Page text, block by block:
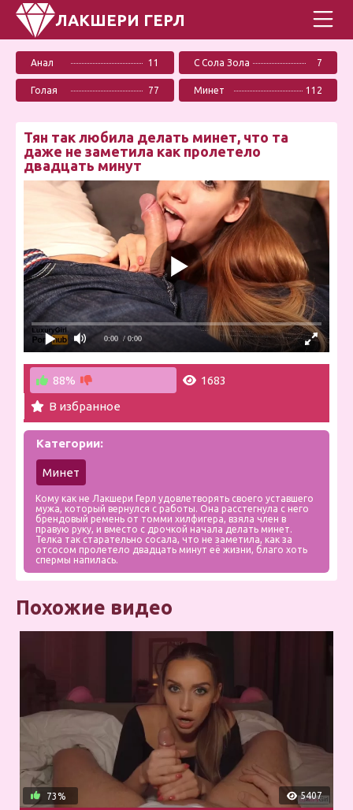
ЛАКШЕРИ ГЕРЛ
Анал 11 С Сола Зола 7
Голая 77 Минет 112
Тян так любила делать минет, что та
даже не заметила как пролетело
двадцать минут
0:00 / 0:00
88%
1683
В избранное
Категории:
Минет
Кому как не Лакшери Герл удовлетворять своего уставшего
мужа, который вернулся с работы. Она расстегнула с него
брендовый ремень от томми хилфигера, взяла член в
правую руку, и вместо с дрочкой начала делать минет.
Телка так старательно сосала, что не заметила, как за
отсосом пролетело двадцать минут её жизни, благо хоть
спермы напилась.
Похожие видео
5407
73%